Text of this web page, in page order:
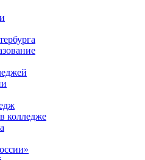
колледже